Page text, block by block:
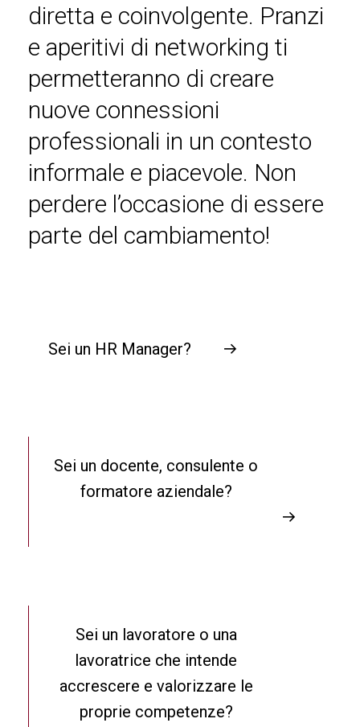
diretta e coinvolgente. Pranzi
e aperitivi di networking ti
permetteranno di creare
nuove connessioni
professionali in un contesto
informale e piacevole. Non
perdere l’occasione di essere
parte del cambiamento!
Sei un HR Manager? →
Sei un docente, consulente o
formatore aziendale?
→
Sei un lavoratore o una
lavoratrice che intende
accrescere e valorizzare le
proprie competenze?